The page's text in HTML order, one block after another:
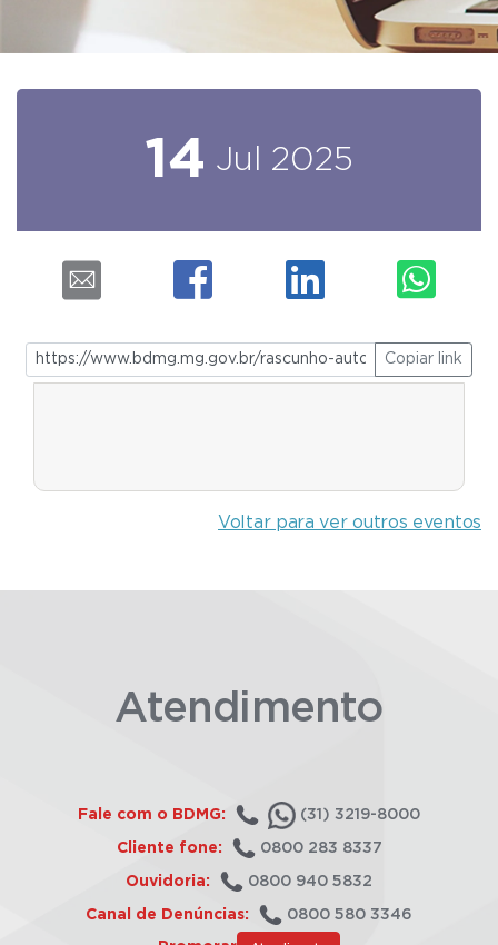
14 Jul 2025
Copiar link
Voltar para ver outros eventos
Atendimento
Fale com o BDMG: (31) 3219-8000
Cliente fone: 0800 283 8337
Ouvidoria: 0800 940 5832
Canal de Denúncias: 0800 580 3346